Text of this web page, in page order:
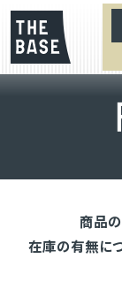
商品
在庫の有無に